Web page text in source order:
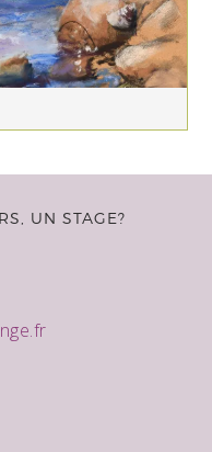
UN STAGE?